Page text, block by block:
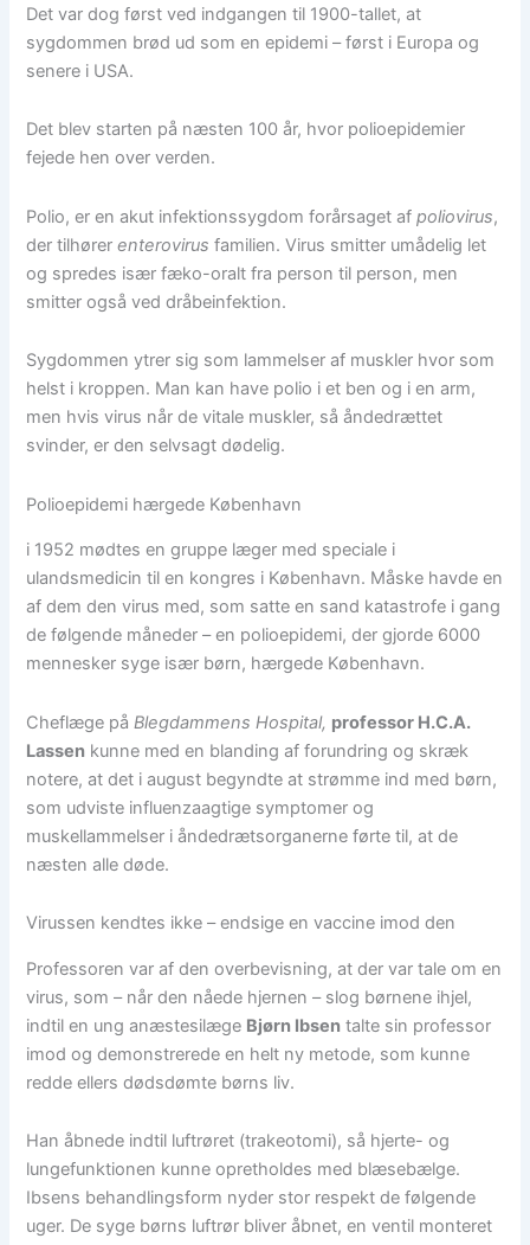
Det var dog først ved indgangen til 1900-tallet, at
sygdommen brød ud som en epidemi – først i Europa og
senere i USA.
Det blev starten på næsten 100 år, hvor polioepidemier
fejede hen over verden.
Polio, er en akut infektionssygdom forårsaget afpoliovirus,
der tilhørerenterovirus familien. Virus smitter umådelig let
og spredes især fæko-oralt fra person til person, men
smitter også ved dråbeinfektion.
Sygdommen ytrer sig som lammelser af muskler hvor som
helst i kroppen. Man kan have polio i et ben og i en arm,
men hvis virus når de vitale muskler, så åndedrættet
svinder, er den selvsagt dødelig.
Polioepidemi hærgede København
i 1952 mødtes en gruppe læger med speciale i
ulandsmedicin til en kongres i København. Måske havde en
af dem den virus med, som satte en sand katastrofe i gang
de følgende måneder – en polioepidemi, der gjorde 6000
mennesker syge især børn, hærgede København.
Cheflæge påBlegdammens Hospital, professor H.C.A.
Lassen kunne med en blanding af forundring og skræk
notere, at det i august begyndte at strømme ind med børn,
som udviste influenzaagtige symptomer og
muskellammelser i åndedrætsorganerne førte til, at de
næsten alle døde.
Virussen kendtes ikke – endsige en vaccine imod den
Professoren var af den overbevisning, at der var tale om en
virus, som – når den nåede hjernen – slog børnene ihjel,
indtil en ung anæstesilæge Bjørn Ibsen talte sin professor
imod og demonstrerede en helt ny metode, som kunne
redde ellers dødsdømte børns liv.
Han åbnede indtil luftrøret (trakeotomi), så hjerte- og
lungefunktionen kunne opretholdes med blæsebælge.
Ibsens behandlingsform nyder stor respekt de følgende
uger. De syge børns luftrør bliver åbnet, en ventil monteret